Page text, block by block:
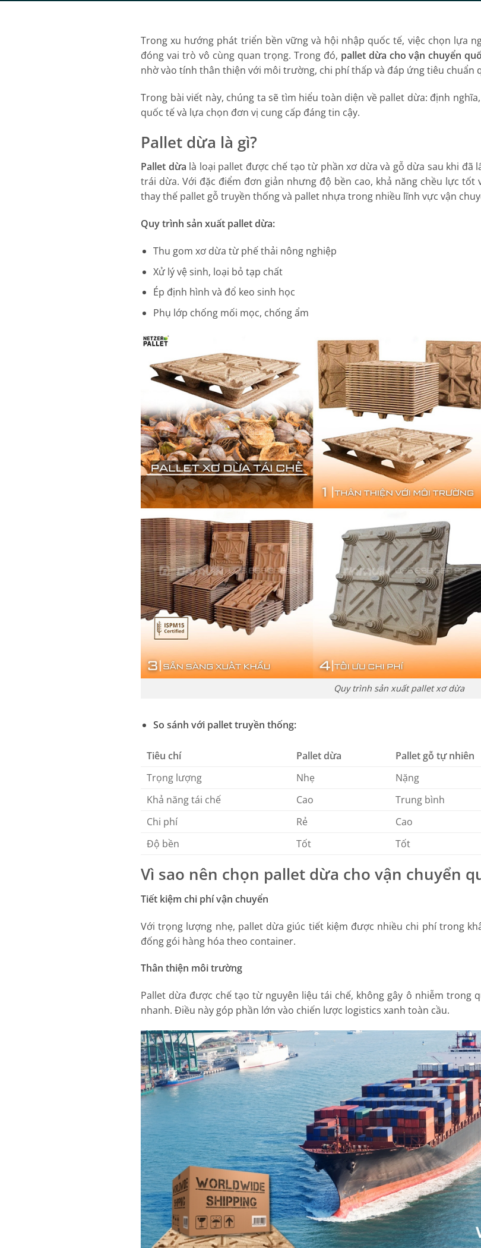
Trong xu hướng phát triển bền vững và hội nhập quốc tế, việc chọn lựa
đóng vai trò vô cùng quan trọng. Trong đó, pallet dừa cho vận chuyển
nhờ vào tính thân thiện với môi trường, chi phí thấp và đáp ứng tiêu chuẩn
Trong bài viết này, chúng ta sẽ tìm hiểu toàn diện về pallet dừa: định
quốc tế và lựa chọn đơn vị cung cấp đáng tin cậy.
Pallet dừa là gì?
Pallet dừa là loại pallet được chế tạo từ phần xơ dừa và gỗ dừa sau khi đã
trái dừa. Với đặc điểm đơn giản nhưng độ bền cao, khả năng chều lực tốt
thay thế pallet gỗ truyền thống và pallet nhựa trong nhiều lĩnh vực vận
Quy trình sản xuất pallet dừa:
Thu gom xơ dừa từ phế thải nông nghiệp
Xử lý vệ sinh, loại bỏ tạp chất
Ép định hình và đổ keo sinh học
Phụ lớp chống mối mọc, chống ẩm
Quy trình sản xuất pallet xơ dừa
So sánh với pallet truyền thống:
Tiêu chí Pallet dừa Pallet gỗ tự nhiên
Trọng lượng
Nhẹ Nặng
Khả năng tái chế
Cao Trung bình
Chi phí
Rẻ Cao
Độ bền
Tốt Tốt
Vì sao nên chọn pallet dừa cho vận chuyển
Tiết kiệm chi phí vận chuyển
Với trọng lượng nhẹ, pallet dừa giúc tiết kiệm được nhiều chi phí trong
đống gói hàng hóa theo container.
Thân thiện môi trường
Pallet dừa được chế tạo từ nguyên liệu tái chế, không gây ô nhiễm trong
nhanh. Điều này góp phần lớn vào chiến lược logistics xanh toàn cầu.